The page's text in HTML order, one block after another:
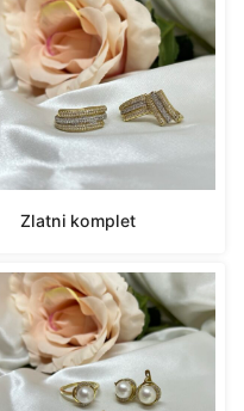
Zlatni komplet